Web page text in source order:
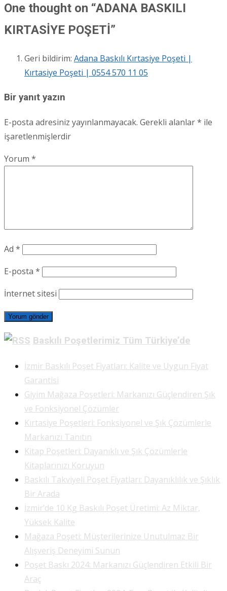
One thought on “ADANA BASKILI
KIRTASİYE POŞETİ”
Geri bildirim: Adana Baskılı Kırtasiye Poşeti |
Kırtasiye Poşeti | 0554 570 11 05
Bir yanıt yazın
E-posta adresiniz yayınlanmayacak. Gerekli alanlar* ile
işaretlenmişlerdir
Yorum *
Ad *
E-posta *
İnternet sitesi
Baskılı Poşetlerimiz Tüm Türkiye’de
İzmir Baskılı Poşet Fiyatları: Kalite ve Uygun Fiyat
Garantisi
Giyim Mağaza Poşetleri: Markanızı Güçlendiren Şık
ve Fonksiyonel Çözümler
Kırtasiye Poşetleri: Fonksiyonel ve Şık Çözümlerle
Markanızı Tanıtın
Kitap Poşetleri: Dayanıklı ve Şık Çözümlerle
Kitaplarınızı Koruyun
Baskılı Takviyeli Poşet Fiyatları: Dayanıklılık ve Şıklık
Bir Arada
İzmir’de 10 Kg Baskılı Poşet Üretimi: Az Miktar,
Yüksek Kalite
Mağaza Poşeti: Müşterilerinize Unutulmaz Bir
Alışveriş Deneyimi Sunun
Poşet Baskı 2024: Markanızı Güçlendiren Etkili Bir
Araç